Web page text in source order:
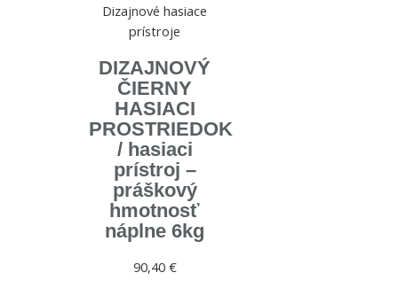
Dizajnové hasiace
prístroje
DIZAJNOVÝ
ČIERNY
HASIACI
PROSTRIEDOK
/ hasiaci
prístroj –
práškový
hmotnosť
náplne 6kg
90,40 €